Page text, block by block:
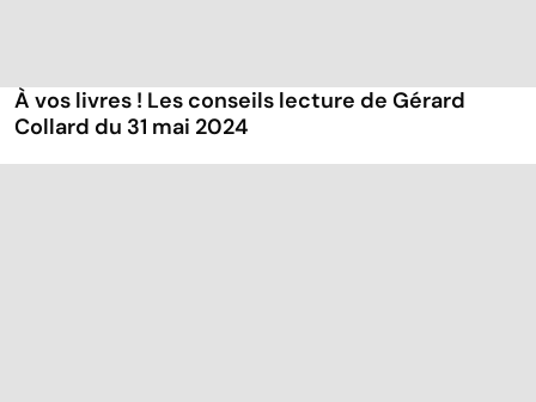
À vos livres ! Les conseils lecture de Gérard
Collard du 31 mai 2024